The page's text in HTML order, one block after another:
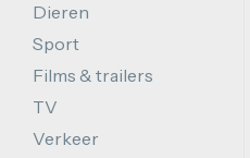
Dieren
Sport
Films & trailers
TV
Verkeer